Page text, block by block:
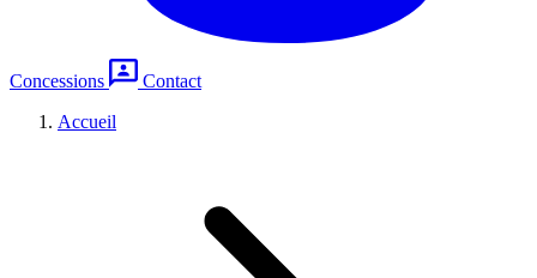
Concessions
Contact
Accueil